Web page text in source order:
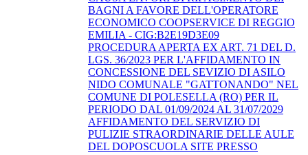
BAGNI A FAVORE DELL'OPERATORE
ECONOMICO COOPSERVICE DI REGGIO
EMILIA - CIG:B2E19D3E09
PROCEDURA APERTA EX ART. 71 DEL D.
LGS. 36/2023 PER L'AFFIDAMENTO IN
CONCESSIONE DEL SEVIZIO DI ASILO
NIDO COMUNALE "GATTONANDO" NEL
COMUNE DI POLESELLA (RO) PER IL
PERIODO DAL 01/09/2024 AL 31/07/2029
AFFIDAMENTO DEL SERVIZIO DI
PULIZIE STRAORDINARIE DELLE AULE
DEL DOPOSCUOLA SITE PRESSO